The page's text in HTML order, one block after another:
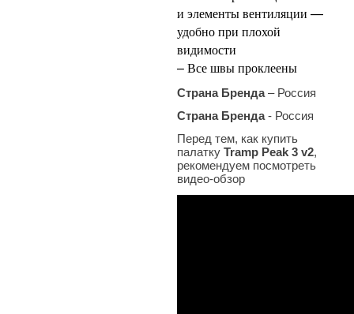
и элементы вентиляции —
удобно при плохой
видимости
– Все швы проклеены
Страна Бренда– Россия
Страна Бренда- Россия
Перед тем, как купить
палатку Tramp Peak 3 v2,
рекомендуем посмотреть
видео-обзор